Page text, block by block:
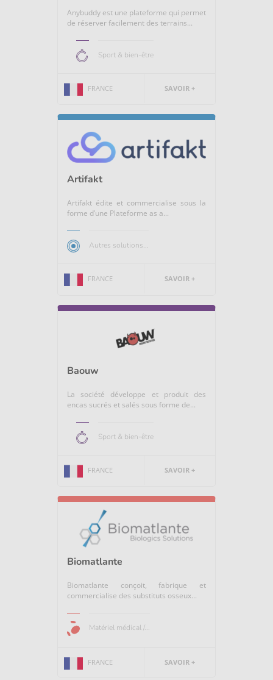
Anybuddy est une plateforme qui permet
de réserver facilement des terrains...
Sport & bien-être
FRANCE SAVOIR +
Artifakt
Artifakt édite et commercialise sous la
forme d’une Plateforme as a...
Autres solutions...
FRANCE SAVOIR +
Baouw
La société développe et produit des
encas sucrés et salés sous forme de...
Sport & bien-être
FRANCE SAVOIR +
Biomatlante
Biomatlante conçoit, fabrique et
commercialise des substituts osseux...
Matériel médical /...
FRANCE SAVOIR +